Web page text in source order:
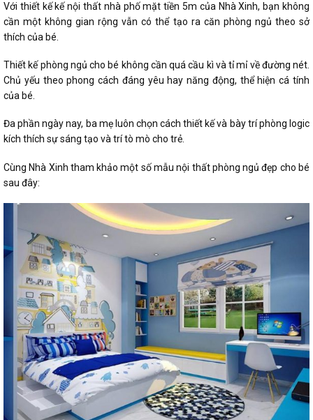
Với thiết kế kế nội thất nhà phố mặt tiền 5m của Nhà Xinh, bạn không
cần một không gian rộng vẫn có thể tạo ra căn phòng ngủ theo sở
thích của bé.
Thiết kế phòng ngủ cho bé không cần quá cầu kì và tỉ mỉ về đường nét.
Chủ yếu theo phong cách đáng yêu hay năng động, thể hiện cá tính
của bé.
Đa phần ngày nay, ba mẹ luôn chọn cách thiết kế và bày trí phòng logic
kích thích sự sáng tạo và trí tò mò cho trẻ.
Cùng Nhà Xinh tham khảo một số mẫu nội thất phòng ngủ đẹp cho bé
sau đây: